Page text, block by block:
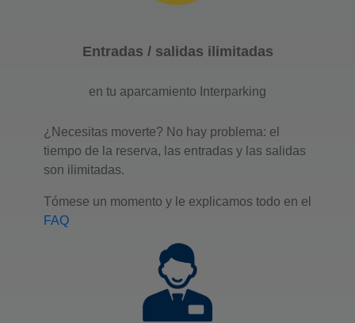
Entradas / salidas ilimitadas
en tu aparcamiento Interparking
¿Necesitas moverte? No hay problema: el
tiempo de la reserva, las entradas y las salidas
son ilimitadas.
Tómese un momento y le explicamos todo en el
FAQ